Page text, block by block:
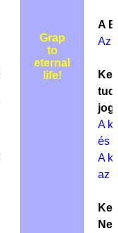
Grap
to
eternal
life!
A
Az
A
és
A
az